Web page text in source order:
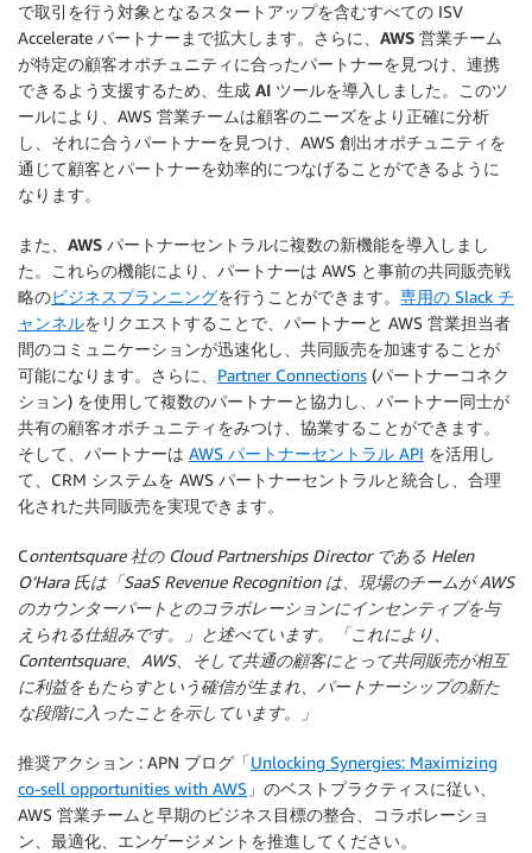
で取引を行う対象となるスタートアップを含むすべての ISV
Accelerate パートナーまで拡大します。さらに、 AWS 営業チーム
が特定の顧客オポチュニティに合ったパートナーを見つけ、連携
できるよう支援するため、生成 AI ツールを導入しました。
このツ
ールにより、AWS 営業チームは顧客のニーズをより正確に分析
し、それに合うパートナーを見つけ、AWS 創出オポチュニティを
通じて顧客とパートナーを効率的につなげることができるように
なります。
また、 AWS パートナーセントラルに複数の新機能を導入しまし
た。これらの機能により、パートナーは AWS と事前の共同販売戦
略のビジネスプランニングを行うことができます。 専用の Slack チ
ャンネルをリクエストすることで、パートナーと AWS 営業担当者
間のコミュニケーションが迅速化し、共同販売を加速することが
可能になります。さらに、 Partner Connections (パートナーコネク
ション) を使用して複数のパートナーと協力し、パートナー同士が
共有の顧客オポチュニティをみつけ、協業することができます。
そして、パートナーは AWS パートナーセントラル API を活用し
て、CRM システムを AWS パートナーセントラルと統合し、合理
化された共同販売を実現できます。
Contentsquare 社の Cloud Partnerships Director である Helen
O’Hara 氏は「SaaS Revenue Recognition は、現場のチームが AWS
のカウンターパートとのコラボレーションにインセンティブを与
えられる仕組みです。」と述べています。「これにより、
Contentsquare、AWS、そして共通の顧客にとって共同販売が相互
に利益をもたらすという確信が生まれ、パートナーシップの新た
な段階に入ったことを示しています。」
推奨アクション : APN ブログ「Unlocking Synergies: Maximizing
co-sell opportunities with AWS 」のベストプラクティスに従い、
AWS 営業チームと早期のビジネス目標の整合、コラボレーショ
ン、最適化、エンゲージメントを推進してください。